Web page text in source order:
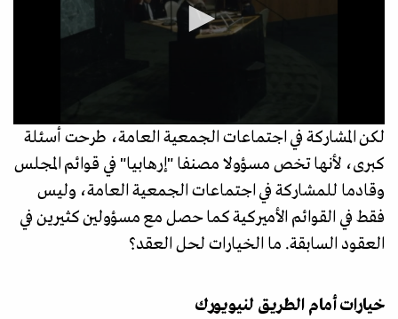
لكن المشاركة في اجتماعات الجمعية العامة، طرحت أسئلة
كبرى، لأنها تخص مسؤولا مصنفا "إرهابيا" في قوائم المجلس
وقادما للمشاركة في اجتماعات الجمعية العامة، وليس
فقط في القوائم الأميركية كما حصل مع مسؤولين كثيرين في
العقود السابقة. ما الخيارات لحل العقد؟
خيارات أمام الطريق لنيويورك